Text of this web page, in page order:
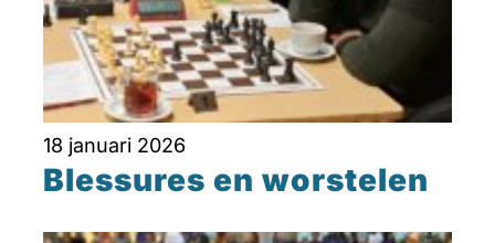
18 januari 2026
Blessures en worstelen